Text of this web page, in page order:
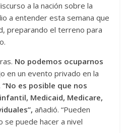
a la nación sobre la
a entender esta semana que
preparando el terreno para
No podemos ocuparnos
en un evento privado en la
“No es posible que nos
Medicaid, Medicare,
añadió. “Pueden
se puede hacer a nivel